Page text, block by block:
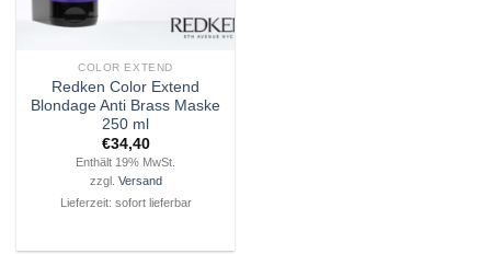
COLOR EXTEND
Redken Color Extend
Blondage Anti Brass Maske
250 ml
€34,40
Enthält 19% MwSt.
zzgl. Versand
Lieferzeit: sofort lieferbar